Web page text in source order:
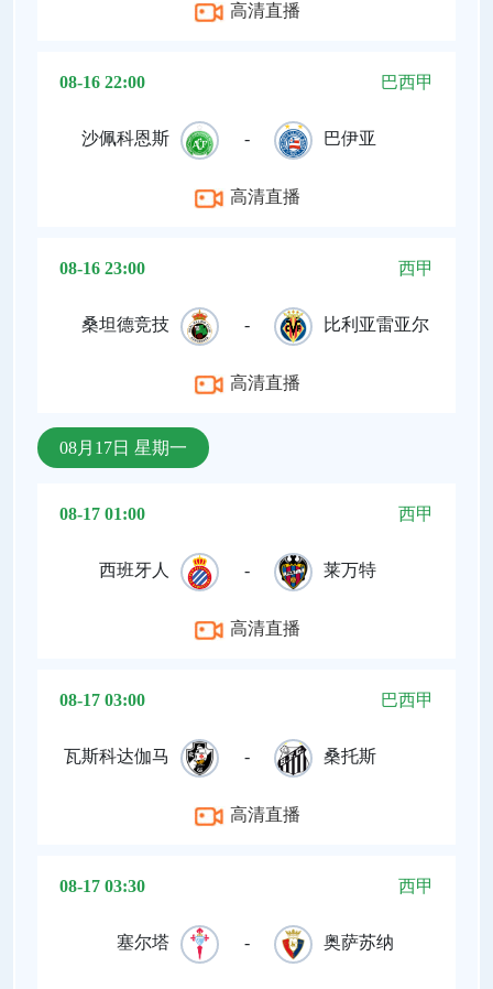
高清直播
08-16 22:00 巴西甲
沙佩科恩斯 - 巴伊亚
高清直播
08-16 23:00 西甲
桑坦德竞技 - 比利亚雷亚尔
高清直播
08月17日 星期一
08-17 01:00 西甲
西班牙人 - 莱万特
高清直播
08-17 03:00 巴西甲
瓦斯科达伽马 - 桑托斯
高清直播
08-17 03:30 西甲
塞尔塔 - 奥萨苏纳